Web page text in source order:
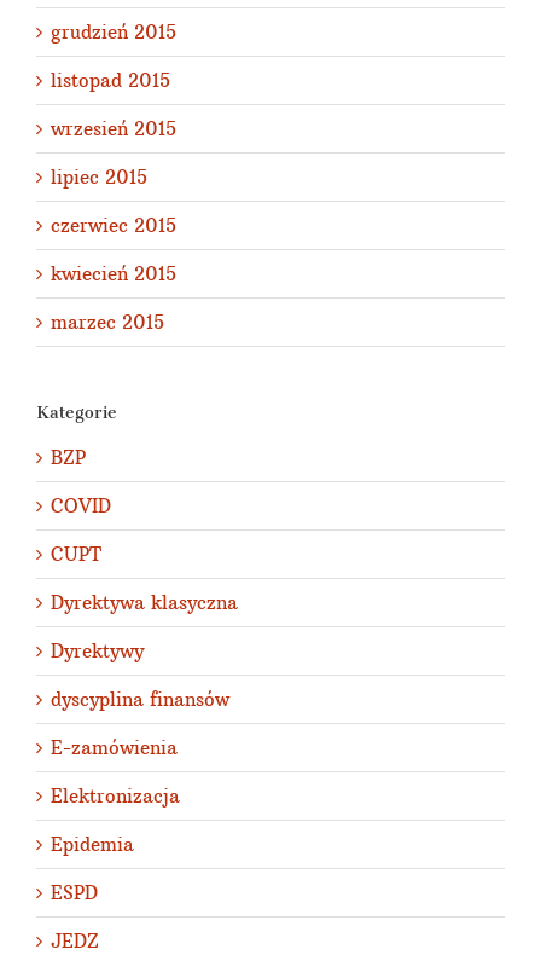
grudzień 2015
listopad 2015
wrzesień 2015
lipiec 2015
czerwiec 2015
kwiecień 2015
marzec 2015
Kategorie
BZP
COVID
CUPT
Dyrektywa klasyczna
Dyrektywy
dyscyplina finansów
E-zamówienia
Elektronizacja
Epidemia
ESPD
JEDZ